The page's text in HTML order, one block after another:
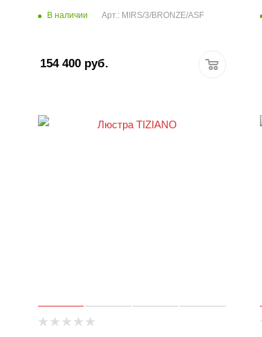
В наличии Арт.: MIRS/3/BRONZE/ASF
154 400 руб.